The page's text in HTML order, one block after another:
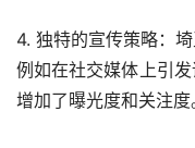
4. 独特的宣传策略：
例如在社交媒体上引
增加了曝光度和关注度